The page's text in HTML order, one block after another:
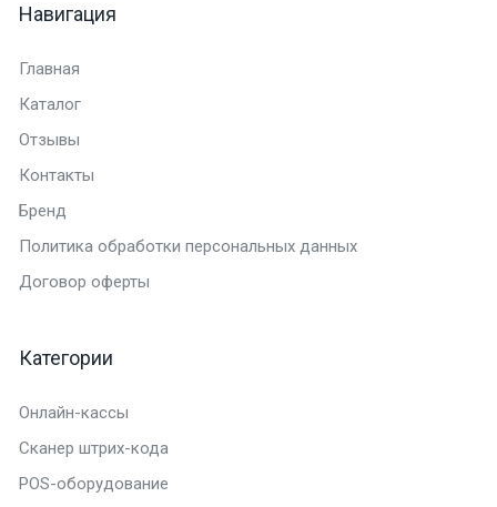
Навигация
Главная
Каталог
Отзывы
Контакты
Бренд
Политика обработки персональных данных
Договор оферты
Категории
Онлайн-кассы
Сканер штрих-кода
POS-оборудование